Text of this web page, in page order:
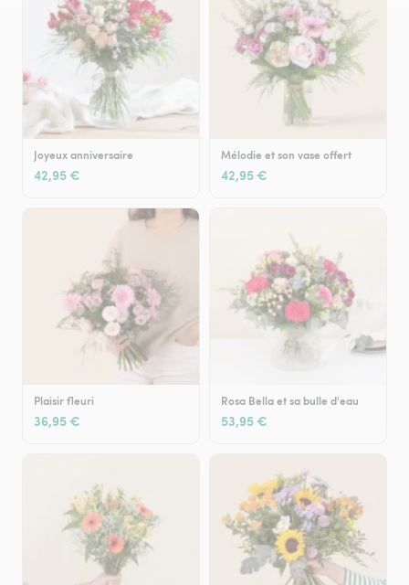
Joyeux anniversaire
42,95 €
Mélodie et son vase offert
42,95 €
Plaisir fleuri
36,95 €
Rosa Bella et sa bulle d'eau
53,95 €